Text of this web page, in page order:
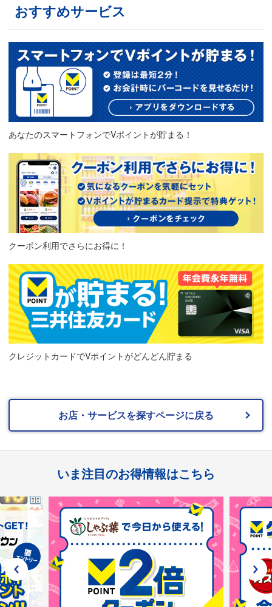
おすすめサービス
あなたのスマートフォンでVポイントが貯まる！
クーポン利用でさらにお得に！
クレジットカードでVポイントがどんどん貯まる
お店・サービスを探すページに戻る
いま注目のお得情報はこちら